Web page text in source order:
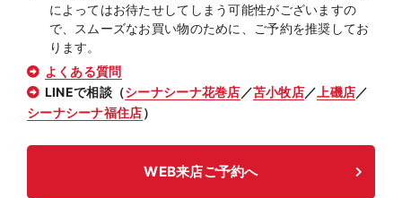
によってはお待たせしてしまう可能性がございますの
で、スムーズなお買い物のために、ご予約を推奨してお
ります。
よくある質問
LINEで相談（シーナシーナ花巻店 ／苫小牧店／ 上磯店／
シーナシーナ福住店）
WEB来店ご予約へ